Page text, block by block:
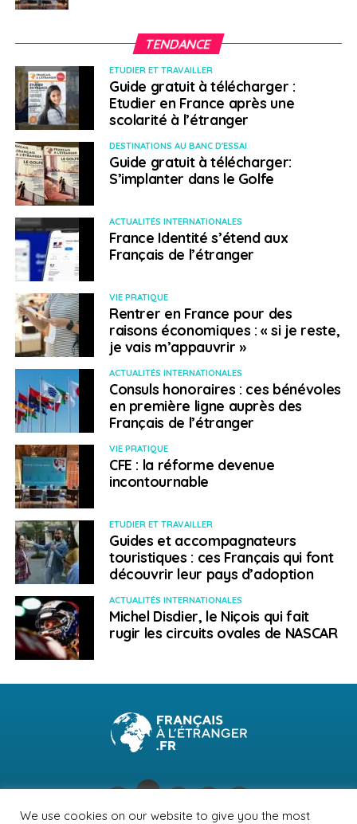
Leena Lecointre
TENDANCE
ETUDIER ET TRAVAILLER
Guide gratuit à télécharger :
Etudier en France après une
scolarité à l’étranger
DESTINATIONS AU BANC D'ESSAI
Guide gratuit à télécharger:
S’implanter dans le Golfe
ACTUALITÉS INTERNATIONALES
France Identité s’étend aux
Français de l’étranger
VIE PRATIQUE
Rentrer en France pour des
raisons économiques : « si je reste,
je vais m’appauvrir »
ACTUALITÉS INTERNATIONALES
Consuls honoraires : ces bénévoles
en première ligne auprès des
Français de l’étranger
VIE PRATIQUE
CFE : la réforme devenue
incontournable
ETUDIER ET TRAVAILLER
Guides et accompagnateurs
touristiques : ces Français qui font
découvrir leur pays d’adoption
ACTUALITÉS INTERNATIONALES
Michel Disdier, le Niçois qui fait
rugir les circuits ovales de NASCAR
We use cookies on our website to give you the most